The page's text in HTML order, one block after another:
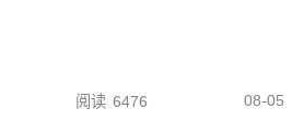
阅读 6476 08-05